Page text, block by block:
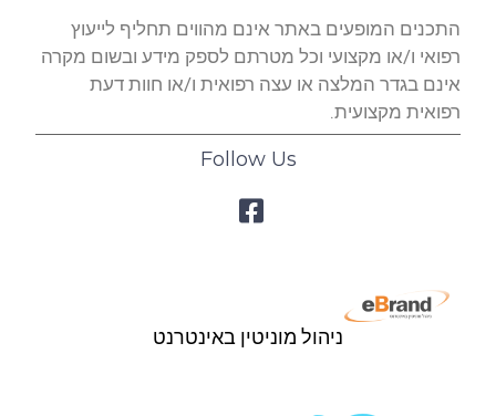
התכנים המופעים באתר אינם מהווים תחליף לייעוץ
רפואי ו/או מקצועי וכל מטרתם לספק מידע ובשום מקרה
אינם בגדר המלצה או עצה רפואית ו/או חוות דעת
רפואית מקצועית.
Follow Us
ניהול מוניטין באינטרנט